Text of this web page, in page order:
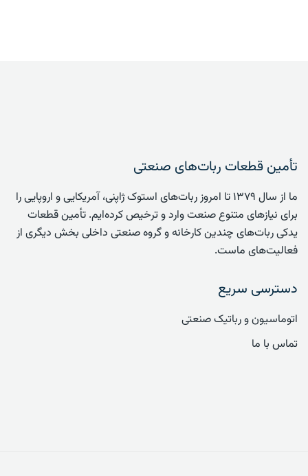
تأمین قطعات ربات‌های صنعتی
ما از سال ۱۳۷۹ تا امروز ربات‌های استوک ژاپنی، آمریکایی و اروپایی را
برای نیازهای متنوع صنعت وارد و ترخیص کرده‌ایم. تأمین قطعات
یدکی ربات‌های چندین کارخانه و گروه صنعتی داخلی بخش دیگری از
فعالیت‌های ماست.
دسترسی سریع
اتوماسیون و رباتیک صنعتی
تماس با ما